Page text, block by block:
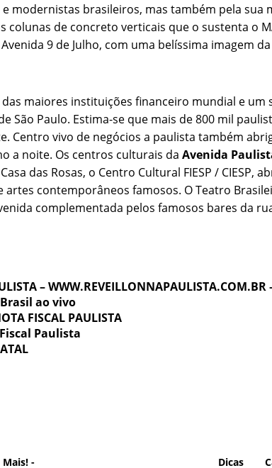
modernistas brasileiros, mas também pela sua
colunas de concreto verticais que o sustenta o
9 de Julho, com uma belíssima imagem
das maiores instituições financeiro mundial e um
São Paulo. Estima-se que mais de 800 mil
Centro vivo de negócios a paulista também
a noite. Os centros culturais da Avenida
das Rosas, o Centro Cultural FIESP / CIESP,
contemporâneos famosos. O Teatro
complementada pelos famosos bares da
– WWW.REVEILLONNAPAULISTA.COM.BR
ao vivo
FISCAL PAULISTA
Paulista
Mais! - Dicas